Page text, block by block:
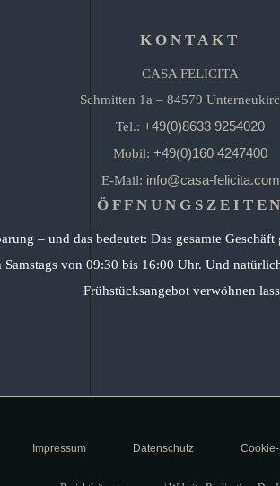
KONTAKT
CASA FELICITA
Schmitten 1a – 84579
Tel.: +49(0)8633 9254020
Mobil: +49(0)160 4247400
E-Mail: info@casa-felicita.com
ÖFFNUNGSZEITEN
– und das bedeutet: Das gesamte
von 09:30 bis 16:00 Uhr. Und
Frühstücksangebot verwöhnen
Impressum Datenschutz